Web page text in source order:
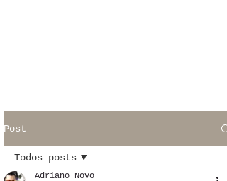
Post
Todos posts
Adriano Novo